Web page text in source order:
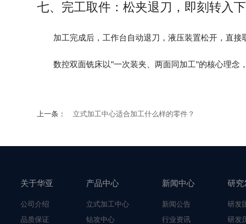
七、完工取件：松夹退刀，即刻转入
加工完成后，工作台自动退刀，液压装置松开，直接
数控双面铣床以"一次装夹、两面同加工"的核心理念
上一条： 立式加工中心适合加工什么样的零件？
关于华亚
公司介绍
品质保证
产品中心
立式加工中心
钻攻中心
新闻中心
新闻公告
行业资讯
研究
研发
研发